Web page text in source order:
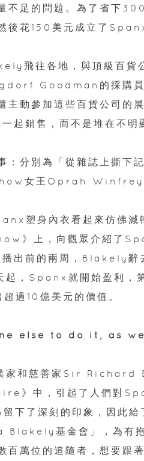
不足的問題。為了省下
後花150美元成立了
飛往各地，與頂級百貨
Goodman的採購員
主動參加這些百貨公司的
起銷售，而不是堆在不明
：分別為「從雜誌上撕下
女王Oprah Winfrey
塑身內衣看起來仿佛
》上，向觀眾介紹了
出前的兩周，Blakely辭
起，Spanx就開始盈利，
過10億美元的價值。
else to do it, as
家和慈善家Sir Richard
中，引起了人們對
了深刻的印象，因此給
基金會」，為有
百萬位的追隨者，想要跟